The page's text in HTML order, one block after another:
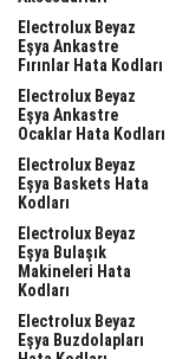
Electrolux Beyaz
Eşya Ankastre
Fırınlar Hata Kodları
Electrolux Beyaz
Eşya Ankastre
Ocaklar Hata Kodları
Electrolux Beyaz
Eşya Baskets Hata
Kodları
Electrolux Beyaz
Eşya Bulaşık
Makineleri Hata
Kodları
Electrolux Beyaz
Eşya Buzdolapları